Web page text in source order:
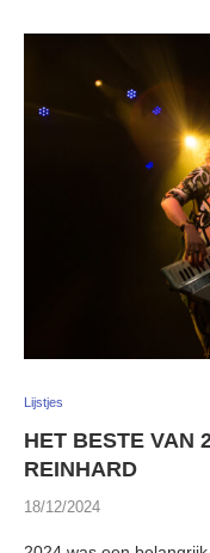
Lijstjes
HET BESTE VAN
REINHARD
18/12/2024